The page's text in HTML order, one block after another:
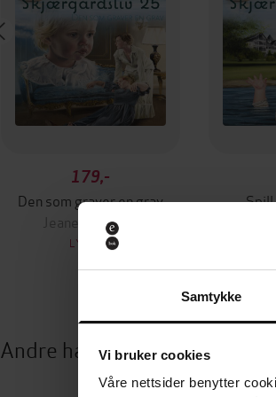
Samtykke
Vi bruker cookies
Våre nettsider benytter
179,-
Den som graver en grav
Jeanette Semb
LYDBOK
Andre har også kjøpt